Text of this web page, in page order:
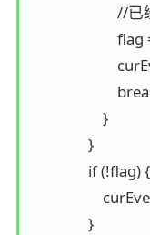
                    }
                }
                if (!flag) {
                }